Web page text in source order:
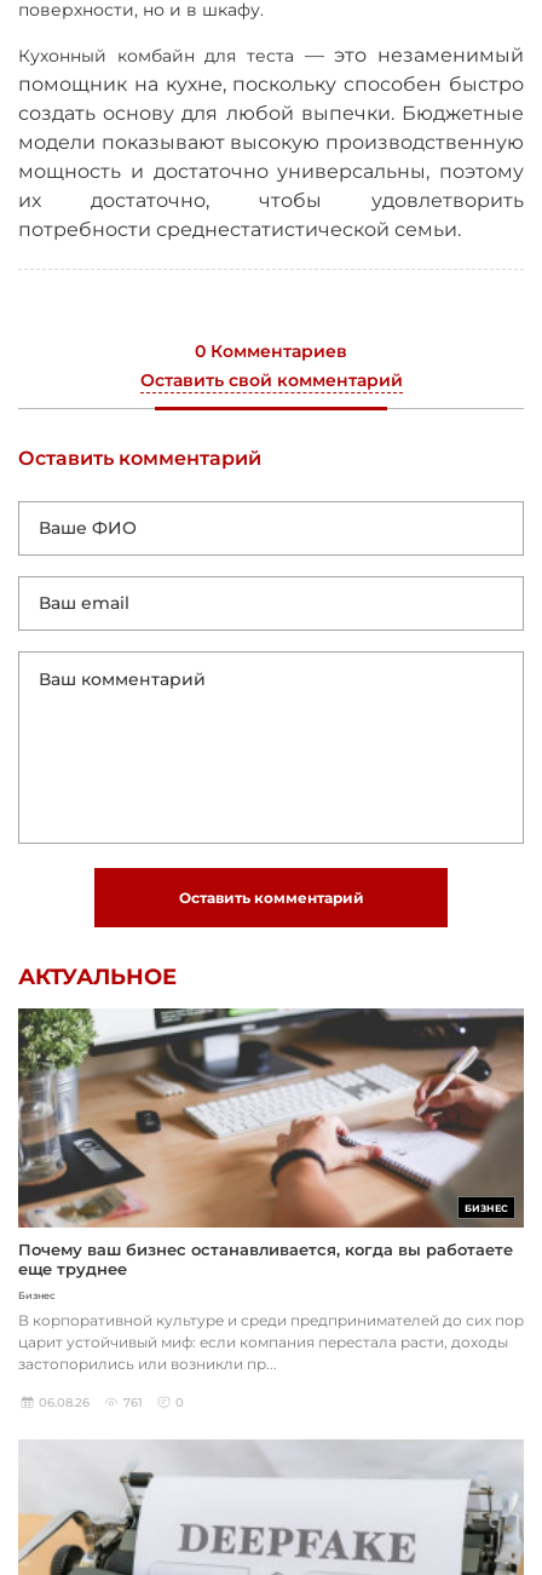
поверхности, но и в шкафу.
Кухонный комбайн для теста —это незаменимый
помощник на кухне, поскольку способен быстро
создать основу для любой выпечки. Бюджетные
модели показывают высокую производственную
мощность и достаточно универсальны, поэтому
их достаточно, чтобы удовлетворить
потребности среднестатистической семьи.
0 Комментариев
Оставить свой комментарий
Оставить комментарий
Оставить комментарий
АКТУАЛЬНОЕ
БИЗНЕС
Почему ваш бизнес останавливается, когда вы работаете
еще труднее
Бизнес
В корпоративной культуре и среди предпринимателей до сих пор
царит устойчивый миф: если компания перестала расти, доходы
застопорились или возникли пр...
06.08.26 761 0